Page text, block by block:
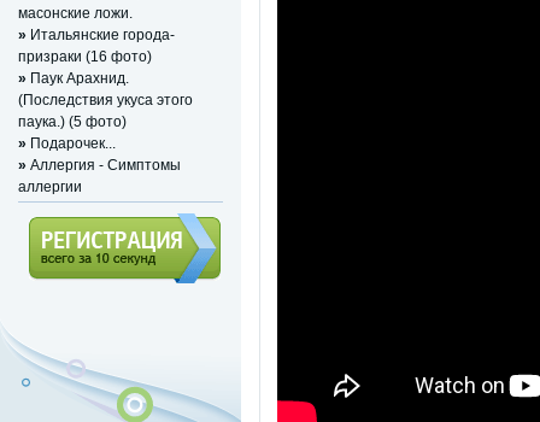
масонские ложи.
» Итальянские города-
призраки (16 фото)
» Паук Арахнид.
(Последствия укуса этого
паука.) (5 фото)
» Подарочек...
» Аллергия - Симптомы
аллергии